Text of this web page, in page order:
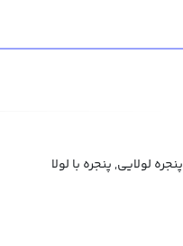
پنجره لولایی, پنجره با لولا